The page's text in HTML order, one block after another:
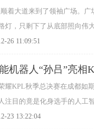
着大道来到了领袖广场。
灯，只剩下了从底部照向伟
26 11:09:51
机器人“孙吕”亮相
耀KPL秋季总决赛在成都如
注目的竟是化身选手的人工
23 13:22:04